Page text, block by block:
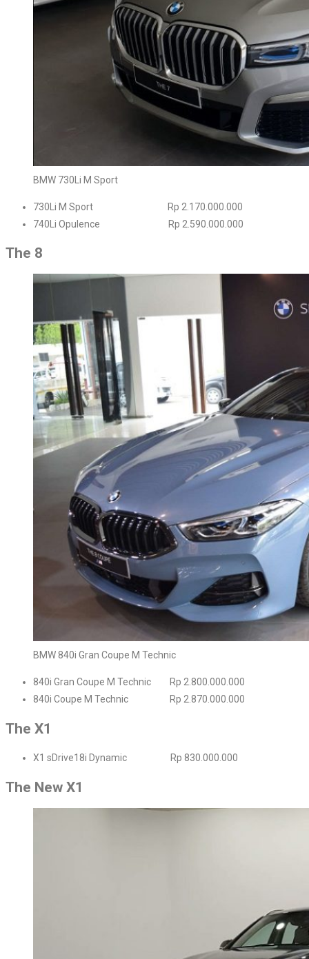
BMW 730Li M Sport
730Li M Sport Rp 2.170.000.000
740Li Opulence Rp 2.590.000.000
The 8
BMW 840i Gran Coupe M Technic
840i Gran Coupe M Technic Rp 2.800.000.000
840i Coupe M Technic Rp 2.870.000.000
The X1
X1 sDrive18i Dynamic Rp 830.000.000
The New X1